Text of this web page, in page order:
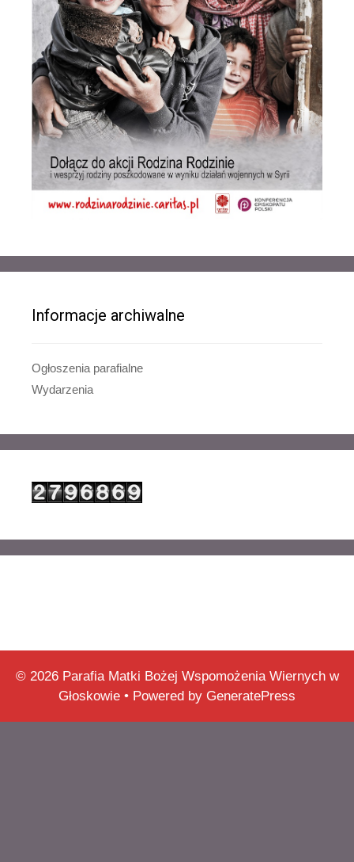
Informacje archiwalne
Ogłoszenia parafialne
Wydarzenia
© 2026 Parafia Matki Bożej Wspomożenia Wiernych w
Głoskowie • Powered by GeneratePress